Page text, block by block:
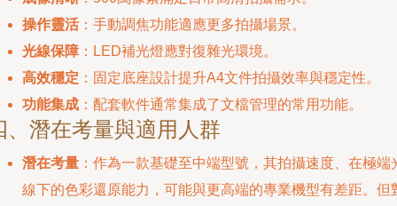
操作靈活：手動調焦功能適應更多拍攝場景。
光線保障 ：LED補光燈應對復雜光環境。
高效穩定 ：固定底座設計提升A4文件拍攝效率與穩定性。
功能集成 ：配套軟件通常集成了文檔管理的常用功能。
、潛在考量與適用人群
潛在考量 ：作為一款基礎至中端型號，其拍攝速度、在極端
線下的色彩還原能力，可能與更高端的專業機型有差距。但